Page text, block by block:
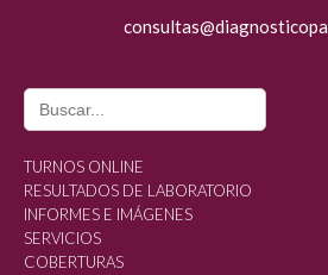
consultas@diagn
Search
for:
TURNOS ONLINE
RESULTADOS DE LABORATORIO
INFORMES E IMÁGENES
SERVICIOS
COBERTURAS